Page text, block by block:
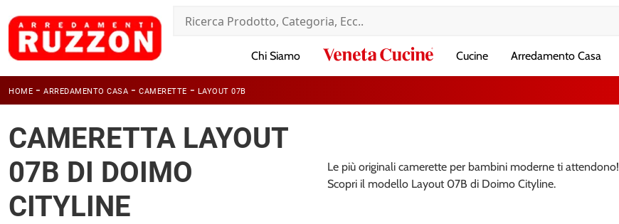
Chi Siamo
VenetaCucine Arredamento Casa
HOME - ARREDAMENTO CASA - CAMERETTE - LAYOUT 07B
CAMERETTA LAYOUT
07B DI DOIMO
CITYLINE
Le più originali camerette per bambini moderne ti attendono!
Scopri il modello Layout 07B di Doimo Cityline.